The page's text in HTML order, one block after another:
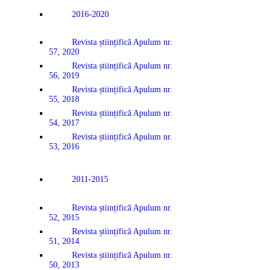
2016-2020
Revista științifică Apulum nr.
57, 2020
Revista științifică Apulum nr.
56, 2019
Revista științifică Apulum nr.
55, 2018
Revista științifică Apulum nr.
54, 2017
Revista științifică Apulum nr.
53, 2016
2011-2015
Revista științifică Apulum nr.
52, 2015
Revista științifică Apulum nr.
51, 2014
Revista științifică Apulum nr.
50, 2013